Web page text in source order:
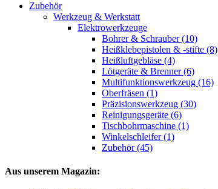
Zubehör
Werkzeug & Werkstatt
Elektrowerkzeuge
Bohrer & Schrauber (10)
Heißklebepistolen & -stifte (8)
Heißluftgebläse (4)
Lötgeräte & Brenner (6)
Multifunktionswerkzeug (16)
Oberfräsen (1)
Präzisionswerkzeug (30)
Reinigungsgeräte (6)
Tischbohrmaschine (1)
Winkelschleifer (1)
Zubehör (45)
Aus unserem Magazin: